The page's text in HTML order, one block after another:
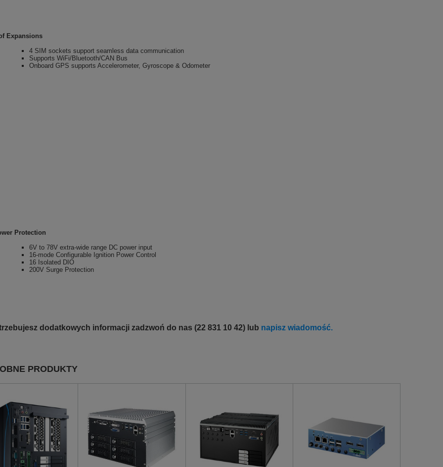
Expansions
4 SIM sockets support seamless data communication
Supports WiFi/Bluetooth/CAN Bus
Onboard GPS supports Accelerometer, Gyroscope & Odometer
Protection
6V to 78V extra-wide range DC power input
16-mode Configurable Ignition Power Control
16 Isolated DIO
200V Surge Protection
dodatkowych informacji zadzwoń do nas (22 831 10 42) lub napisz wiadomość.
PRODUKTY